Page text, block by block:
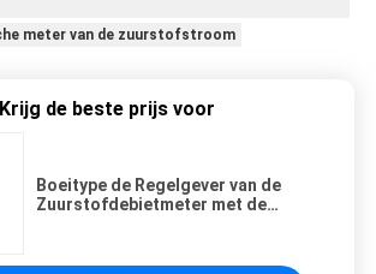
meter van de zuurstofstroom
Krijg de beste prijs voor
Boeitype de Regelgever van de
Zuurstofdebietmeter met de
Zuurstof